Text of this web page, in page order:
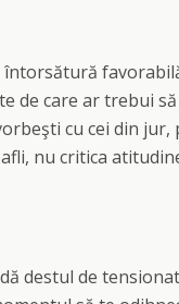
de care ar trebui
cu cei din jur,
, nu critica
destul de